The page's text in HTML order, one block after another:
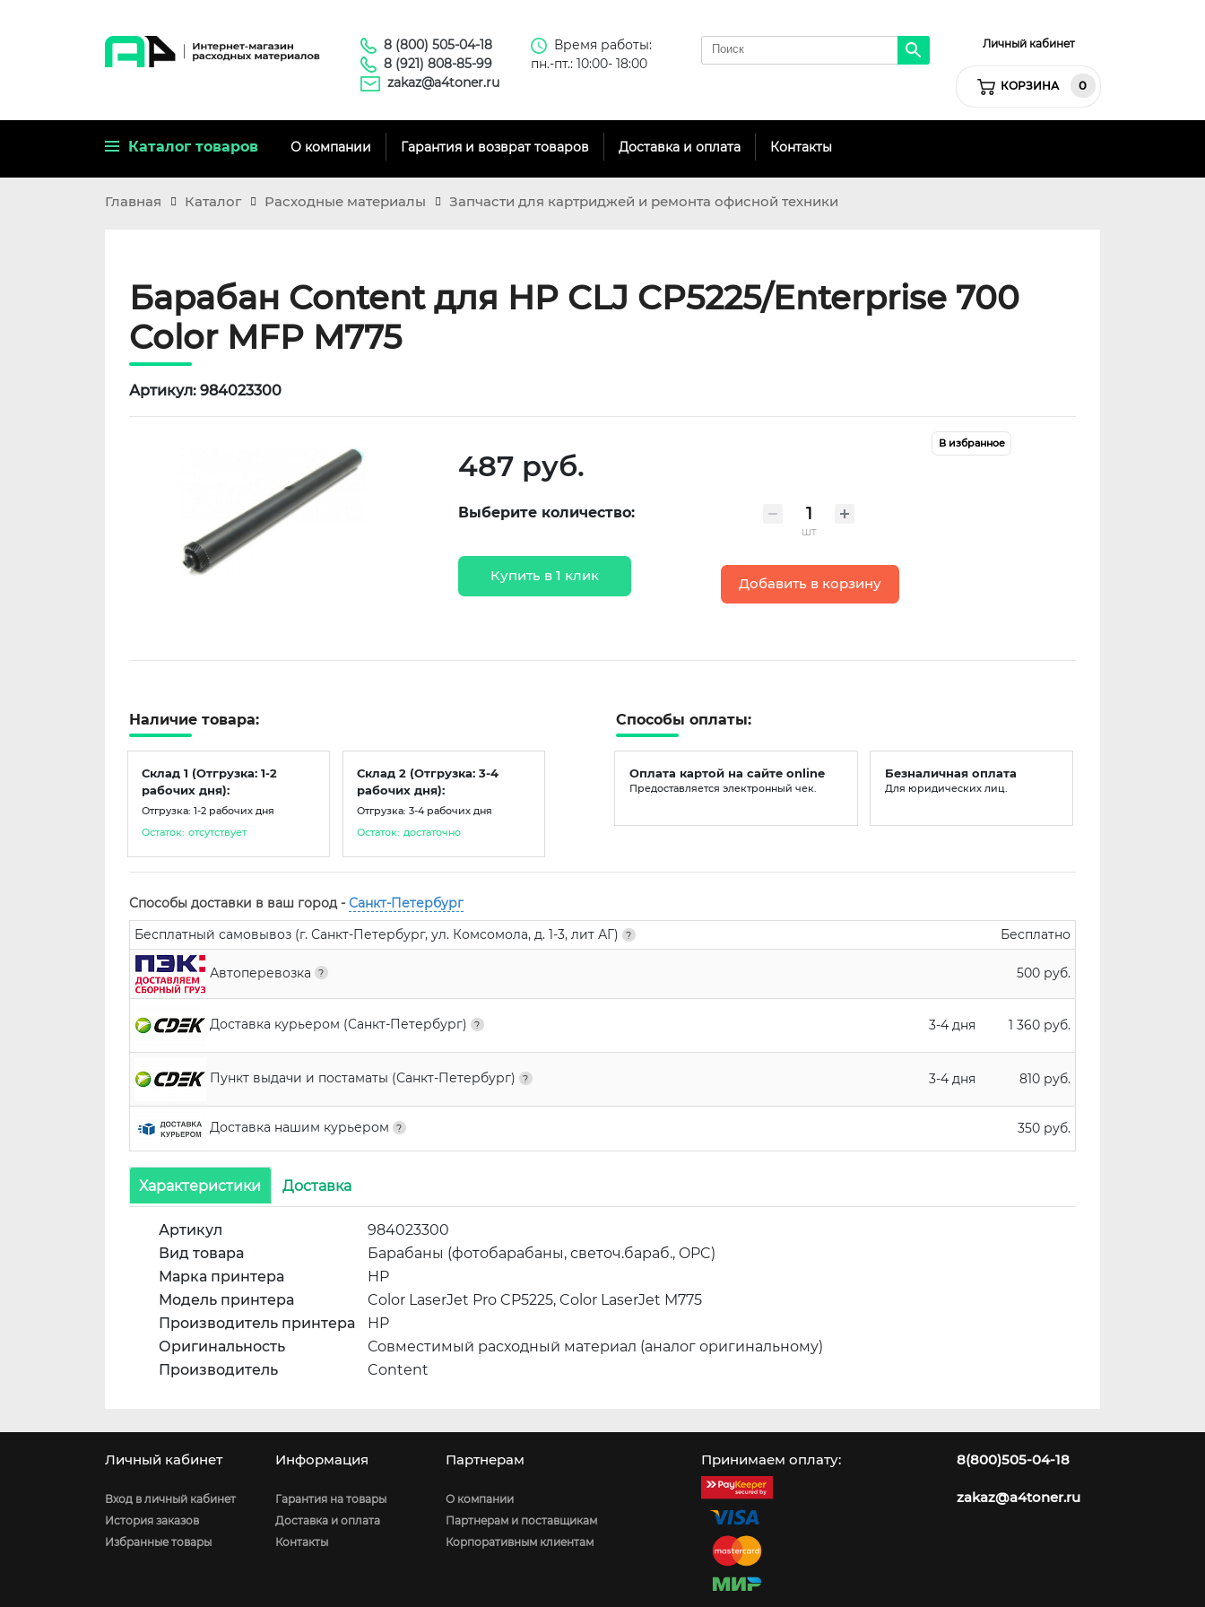
8 (800) 505-04-18
8 (921) 808-85-99
zakaz@a4toner.ru
Время работы:
пн.-пт.: 10:00- 18:00
Личный кабинет
КОРЗИНА 0
Каталог товаров О компании Гарантия и возврат товаров Доставка и оплата Контакты
Главная Каталог Расходные материалы Запчасти для картриджей и ремонта офисной техники
Барабан Content для HP CLJ CP5225/Enterprise 700
Color MFP M775
Артикул: 984023300
487 руб.
Выберите количество:
шт
Купить в 1 клик
Добавить в корзину
В избранное
Наличие товара:
Склад 1 (Отгрузка: 1-2
рабочих дня):
Отгрузка: 1-2 рабочих дня
Остаток: отсутствует
Склад 2 (Отгрузка: 3-4
рабочих дня):
Отгрузка: 3-4 рабочих дня
Остаток: достаточно
Способы оплаты:
Оплата картой на сайте online
Предоставляется электронный чек.
Безналичная оплата
Для юридических лиц.
Способы доставки в ваш город - Санкт-Петербург
Бесплатный самовывоз (г. Санкт-Петербург, ул. Комсомола, д. 1-3, лит АГ)
Бесплатно
Автоперевозка 500 руб.
Доставка курьером (Санкт-Петербург) 3-4 дня 1 360 руб.
Пункт выдачи и постаматы (Санкт-Петербург) 3-4 дня 810 руб.
Доставка нашим курьером 350 руб.
Характеристики Доставка
Артикул
984023300
Вид товара
Барабаны (фотобарабаны, светоч.бараб., OPC)
Марка принтера
HP
Модель принтера
Color LaserJet Pro CP5225, Color LaserJet M775
Производитель принтера
HP
Оригинальность
Совместимый расходный материал (аналог оригинальному)
Производитель
Content
Личный кабинет
Вход в личный кабинет
История заказов
Избранные товары
Информация
Гарантия на товары
Доставка и оплата
Контакты
Партнерам
О компании
Партнерам и поставщикам
Корпоративным клиентам
Принимаем оплату: 8(800)505-04-18
zakaz@a4toner.ru